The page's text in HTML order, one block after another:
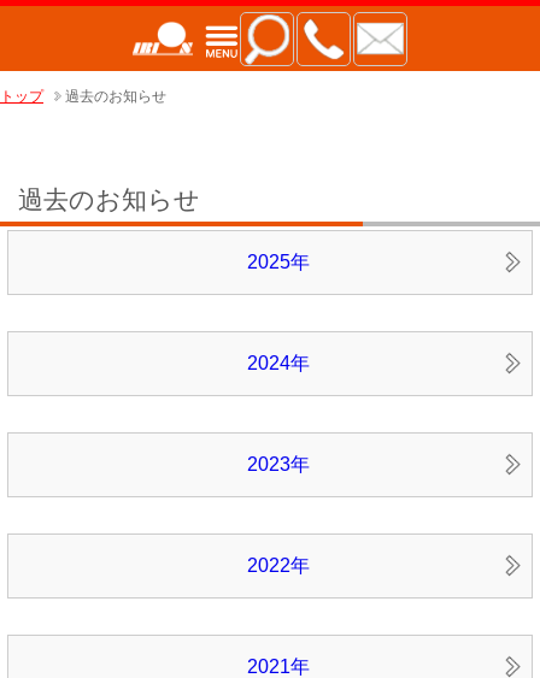
トップ 過去のお知らせ
過去のお知らせ
2025年
2024年
2023年
2022年
2021年